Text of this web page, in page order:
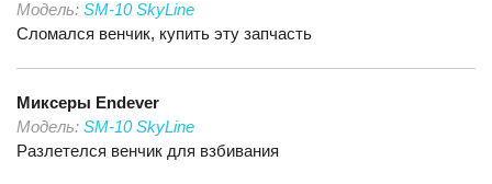
Модель: SM-10 SkyLine
Сломался венчик, купить эту запчасть
Миксеры Endever
Модель: SM-10 SkyLine
Разлетелся венчик для взбивания